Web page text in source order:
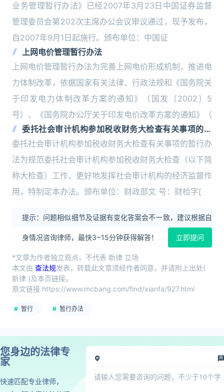
业务管理暂行办法》已经2007年3月23日中国证券监督
管理委员会第202次主席办公会议审议通过，现予发布，
自2007年9月1日起施行。颁布单位：中国证
上网电价管理暂行办法
上网电价管理暂行办法为完善上网电价形成机制，推进电
力体制改革，依据国家有关法律、行政法规和《国务院关
于印发电力体制改革方案的通知》（国发〔2002〕5
号）、《国务院办公厅关于印发电价改革方案的通知》（
委托社会审计机构参加税收财务大检查有关事项的暂
行办法
委托社会审计机构参加税收财务大检查有关事项的暂行办
法为规范委托社会审计机构参加税收财务大检查（以下简
称大检查）工作，更好地发挥社会审计机构的经济监督作
用，特制定本办法。颁布单位：财政部文 号：财检字[
提示：问题相似细节及证据有变化答案会不一致，建议根据自
身情况咨询律师，最快3~15分钟获得解答！ 立即提问
*文章为作者独立观点，不代表 新律 立场
本文由 查法规发表，转载此文章须经作者同意，并请附上出处(
新律 )及本页链接。
原文链接 https://www.mcbang.com/find/xianfa/927.html
暂行 暂行办法
您身边的法律专
家
快速匹配专业律师，